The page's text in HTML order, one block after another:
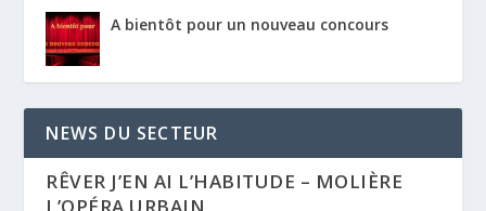
A bientôt pour un nouveau concours
NEWS DU SECTEUR
RÊVER J’EN AI L’HABITUDE – MOLIÈRE
L’OPÉRA URBAIN